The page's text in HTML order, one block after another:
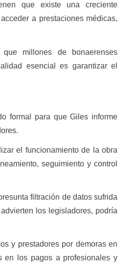
que existe una creciente
a prestaciones médicas,
millones de bonaerenses
esencial es garantizar el
formal para que Giles informe
el funcionamiento de la obra
seguimiento y control
filtración de datos sufrida
los legisladores, podría
y prestadores por demoras en
en los pagos a profesionales y